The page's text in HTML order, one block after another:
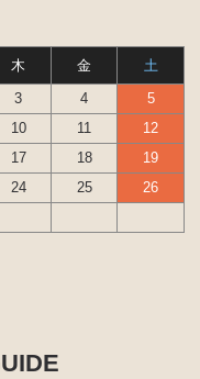
木 金
土
3 4
5
10 11
12
17 18
19
24 25
26